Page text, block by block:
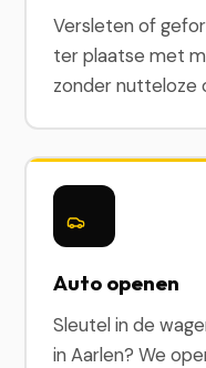
Versleten of
ter plaatse met
zonder nutteloze
Auto openen
Sleutel in de
in Aarlen? We